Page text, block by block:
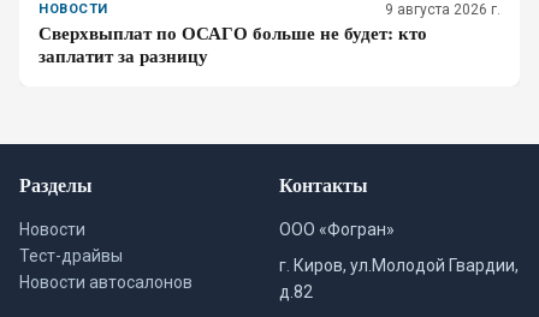
НОВОСТИ 9 августа 2026 г.
Сверхвыплат по ОСАГО больше не будет: кто
заплатит за разницу
Разделы
Новости
Тест-драйвы
Новости автосалонов
Контакты
ООО «Фогран»
г. Киров, ул.Молодой Гвардии,
д.82